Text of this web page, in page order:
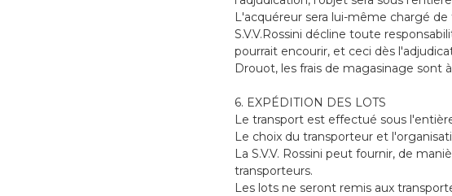
L'acquéreur sera lui-même chargé de
S.V.V.Rossini décline toute
pourrait encourir, et ceci dès
Drouot, les frais de magasinage sont
6. EXPÉDITION DES LOTS
Le transport est effectué sous
Le choix du transporteur et
La S.V.V. Rossini peut fournir, de
transporteurs.
Les lots ne seront remis aux